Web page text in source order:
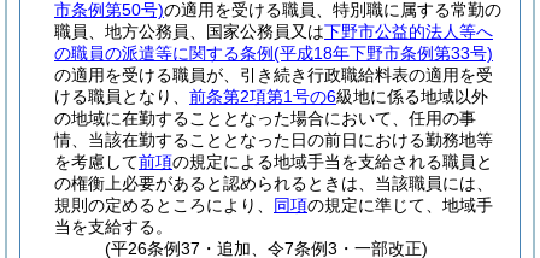
市条例第50号)の適用を受ける職員、特別職に属する常勤の
職員、地方公務員、国家公務員又は下野市公益的法人等へ
の職員の派遣等に関する条例(平成18年下野市条例第33号)
の適用を受ける職員が、引き続き行政職給料表の適用を受
ける職員となり、 前条第2項第1号の6級地に係る地域以外
の地域に在勤することとなった場合において、任用の事
情、当該在勤することとなった日の前日における勤務地等
を考慮して前項の規定による地域手当を支給される職員と
の権衡上必要があると認められるときは、当該職員には、
規則の定めるところにより、 同項の規定に準じて、地域手
当を支給する。
(平26条例37・追加、令7条例3・一部改正)